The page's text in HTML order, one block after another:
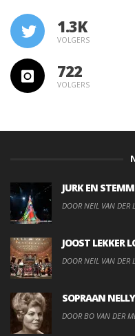
1.3K
VOLGERS
722
VOLGERS
JURK EN
DOOR NEIL VAN DER
JOOST LEKKER
DOOR NEIL VAN DER
SOPRAAN
DOOR BO VAN DER